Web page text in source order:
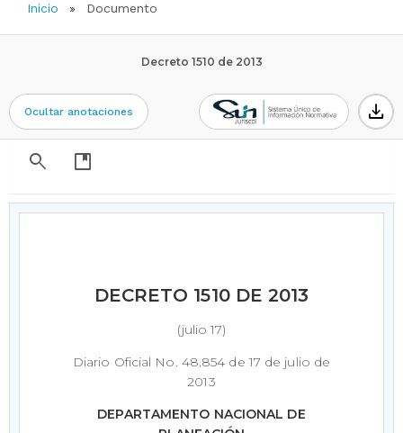
Inicio Documento
Decreto 1510 de 2013
Ocultar anotaciones
download
search
developer_guide
DECRETO 1510 DE 2013
(julio 17)
Diario Oficial No. 48.854 de 17 de julio de
2013
DEPARTAMENTO NACIONAL DE